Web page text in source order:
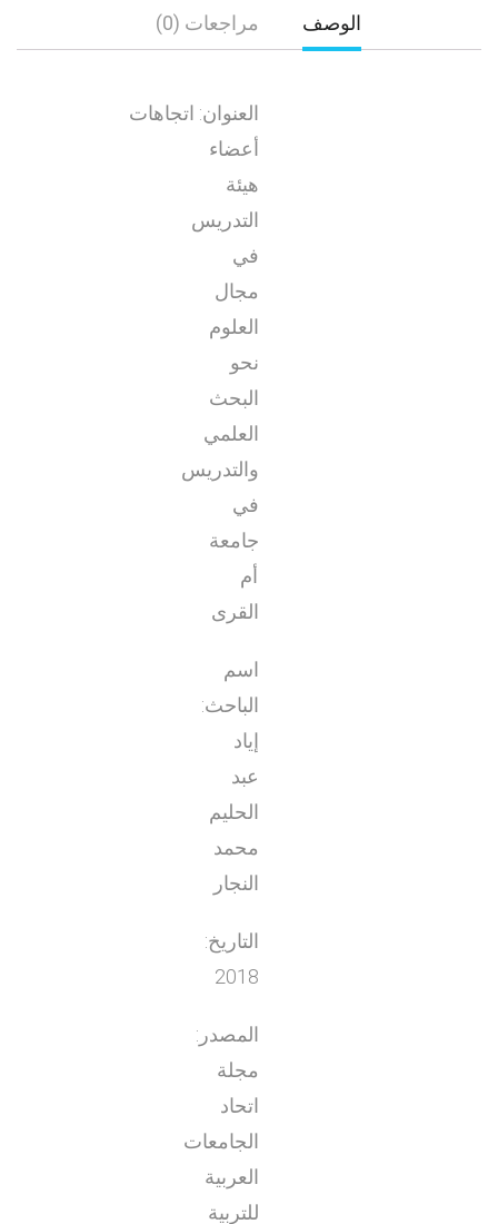
الوصف مراجعات (0)
العنوان: اتجاهات
أعضاء
هيئة
التدريس
في
مجال
العلوم
نحو
البحث
العلمي
والتدريس
في
جامعة
أم
القرى
اسم
الباحث:
إياد
عبد
الحليم
محمد
النجار
التاريخ:
2018
المصدر:
مجلة
اتحاد
الجامعات
العربية
للتربية